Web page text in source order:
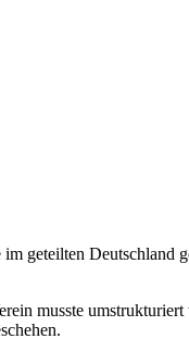
geteilten Deutschland
musste umstrukturiert